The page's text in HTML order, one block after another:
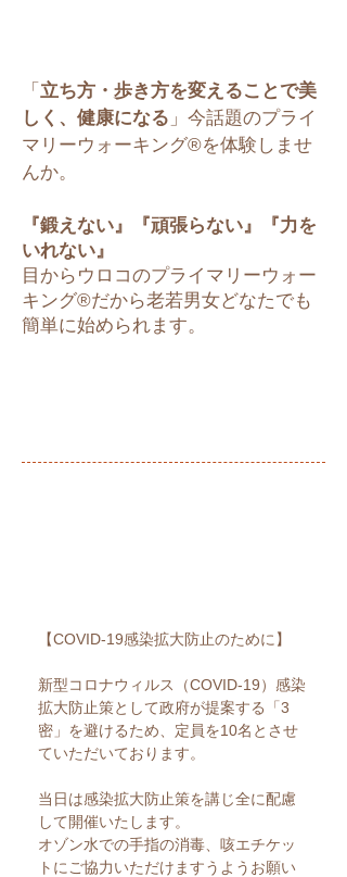
「 立ち方・歩き方を変えることで美
しく、健康になる 」今話題のプライ
マリーウォーキング®を体験しませ
んか。
『鍛えない』『頑張らない』『力を
いれない』
目からウロコのプライマリーウォー
キング®だから老若男女どなたでも
簡単に始められます。
【COVID-19感染拡大防止のために】
新型コロナウィルス（COVID-19）感染
拡大防止策として政府が提案する「3
密」を避けるため、定員を10名とさせ
ていただいております。
当日は感染拡大防止策を講じ全に配慮
して開催いたします。
​オゾン水での手指の消毒、咳エチケッ
トにご協力いただけますうようお願い